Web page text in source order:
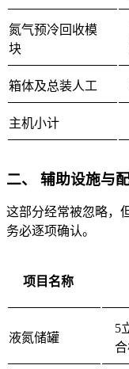
氮气预冷回收模
块
箱体及总装人工
主机小计
二、 辅助设施与
这部分经常被忽略，
务必逐项确认。
项目名称
液氮储罐
5